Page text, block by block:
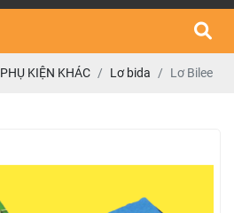
PHỤ KIỆN KHÁC Lơ bida Lơ Bilee